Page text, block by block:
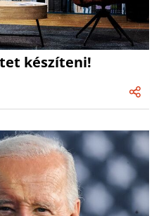
készíteni!